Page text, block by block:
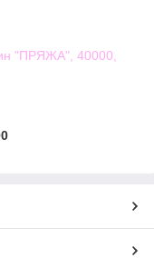
"ПРЯЖА", 40000,